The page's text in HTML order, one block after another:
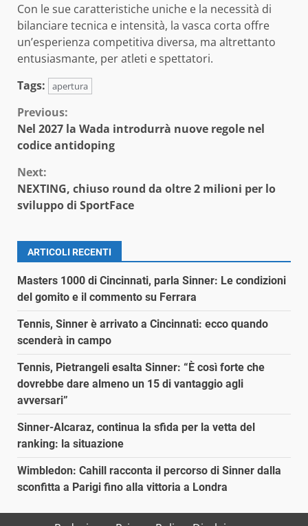
Con le sue caratteristiche uniche e la necessità di
bilanciare tecnica e intensità, la vasca corta offre
un’esperienza competitiva diversa, ma altrettanto
entusiasmante, per atleti e spettatori.
Tags:
apertura
Continue
Reading
Previous:
Nel 2027 la Wada introdurrà nuove regole nel
codice antidoping
Next:
NEXTING, chiuso round da oltre 2 milioni per lo
sviluppo di SportFace
ARTICOLI RECENTI
Masters 1000 di Cincinnati, parla Sinner: Le condizioni
del gomito e il commento su Ferrara
Tennis, Sinner è arrivato a Cincinnati: ecco quando
scenderà in campo
Tennis, Pietrangeli esalta Sinner: “È così forte che
dovrebbe dare almeno un 15 di vantaggio agli
avversari”
Sinner-Alcaraz, continua la sfida per la vetta del
ranking: la situazione
Wimbledon: Cahill racconta il percorso di Sinner dalla
sconfitta a Parigi fino alla vittoria a Londra